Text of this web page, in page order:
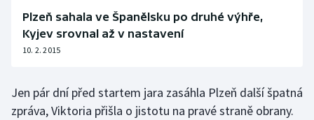
Plzeň sahala ve Španělsku po druhé výhře,
Kyjev srovnal až v nastavení
10. 2. 2015
Jen pár dní před startem jara zasáhla Plzeň další špatná
zpráva, Viktoria přišla o jistotu na pravé straně obrany.